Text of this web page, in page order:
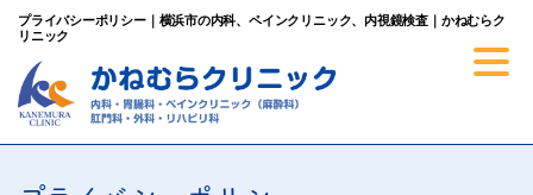
プライバシーポリシー｜横浜市の内科、ペインクリニック、内視鏡検査｜かねむらク
リニック